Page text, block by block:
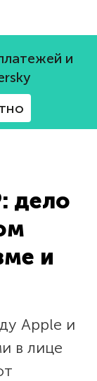
и
дело
и
Apple и
в лице